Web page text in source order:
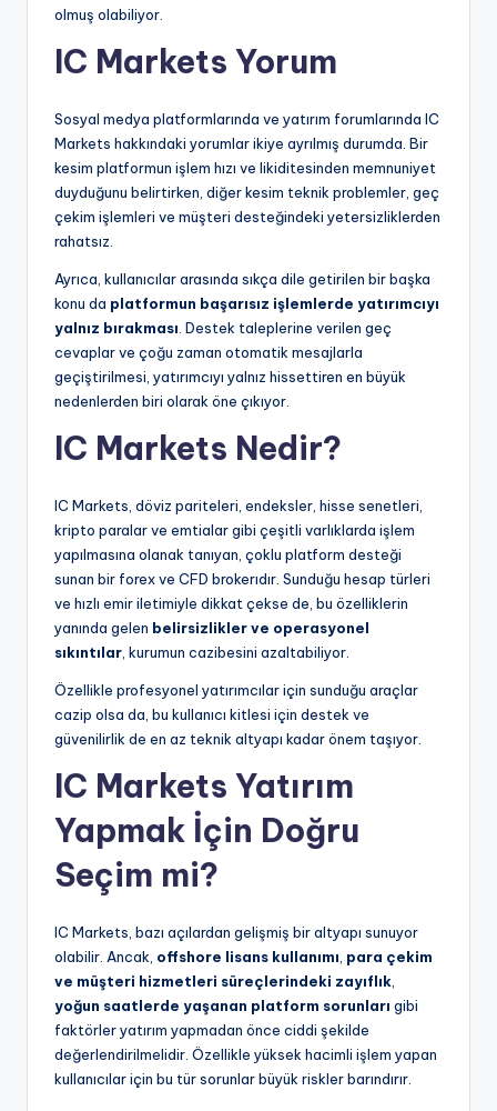
olmuş olabiliyor.
IC Markets Yorum
Sosyal medya platformlarında ve yatırım forumlarında IC
Markets hakkındaki yorumlar ikiye ayrılmış durumda. Bir
kesim platformun işlem hızı ve likiditesinden memnuniyet
duyduğunu belirtirken, diğer kesim teknik problemler, geç
çekim işlemleri ve müşteri desteğindeki yetersizliklerden
rahatsız.
Ayrıca, kullanıcılar arasında sıkça dile getirilen bir başka
konu da platformun başarısız işlemlerde yatırımcıyı
yalnız bırakması . Destek taleplerine verilen geç
cevaplar ve çoğu zaman otomatik mesajlarla
geçiştirilmesi, yatırımcıyı yalnız hissettiren en büyük
nedenlerden biri olarak öne çıkıyor.
IC Markets Nedir?
IC Markets, döviz pariteleri, endeksler, hisse senetleri,
kripto paralar ve emtialar gibi çeşitli varlıklarda işlem
yapılmasına olanak tanıyan, çoklu platform desteği
sunan bir forex ve CFD brokerıdır. Sunduğu hesap türleri
ve hızlı emir iletimiyle dikkat çekse de, bu özelliklerin
yanında gelen belirsizlikler ve operasyonel
sıkıntılar , kurumun cazibesini azaltabiliyor.
Özellikle profesyonel yatırımcılar için sunduğu araçlar
cazip olsa da, bu kullanıcı kitlesi için destek ve
güvenilirlik de en az teknik altyapı kadar önem taşıyor.
IC Markets Yatırım
Yapmak İçin Doğru
Seçim mi?
IC Markets, bazı açılardan gelişmiş bir altyapı sunuyor
olabilir. Ancak, offshore lisans kullanımı para çekim
ve müşteri hizmetleri süreçlerindeki zayıflık
yoğun saatlerde yaşanan platform sorunları gibi
faktörler yatırım yapmadan önce ciddi şekilde
değerlendirilmelidir. Özellikle yüksek hacimli işlem yapan
kullanıcılar için bu tür sorunlar büyük riskler barındırır.